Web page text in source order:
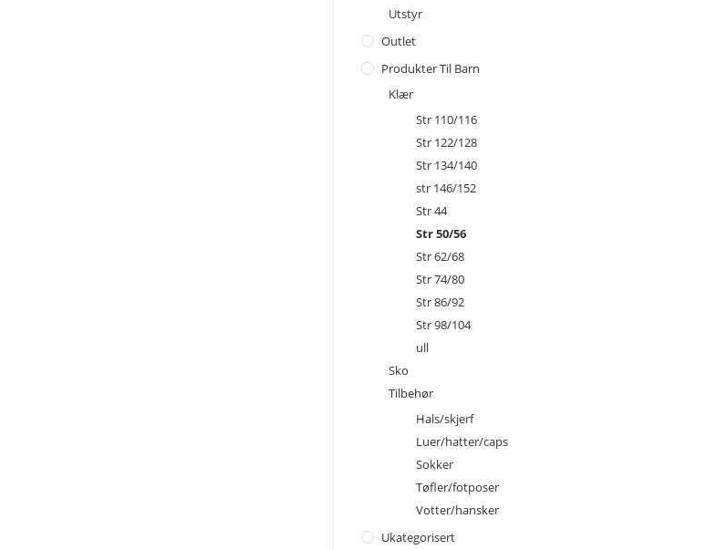
Utstyr
Outlet
Produkter Til Barn
Klær
Str 110/116
Str 122/128
Str 134/140
str 146/152
Str 44
Str 50/56
Str 62/68
Str 74/80
Str 86/92
Str 98/104
ull
Sko
Tilbehør
Hals/skjerf
Luer/hatter/caps
Sokker
Tøfler/fotposer
Votter/hansker
Ukategorisert